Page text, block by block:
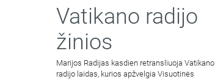
Vatikano radijo
žinios
Marijos Radijas kasdien retransliuoja Vatikano
radijo laidas, kurios apžvelgia Visuotinės